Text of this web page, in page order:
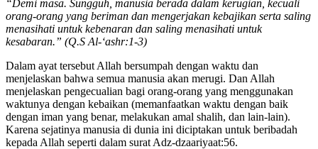
“Demi masa. Sungguh, manusia berada dalam kerugian, kecuali
orang-orang yang beriman dan mengerjakan kebajikan serta saling
menasihati untuk kebenaran dan saling menasihati untuk
Dalam ayat tersebut Allah bersumpah dengan waktu dan
menjelaskan bahwa semua manusia akan merugi. Dan Allah
menjelaskan pengecualian bagi orang-orang yang menggunakan
waktunya dengan kebaikan (memanfaatkan waktu dengan baik
dengan iman yang benar, melakukan amal shalih, dan lain-lain).
Karena sejatinya manusia di dunia ini diciptakan untuk beribadah